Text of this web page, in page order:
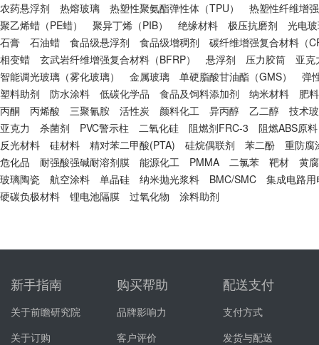
农药悬浮剂
热熔玻璃 热塑性聚氨酯弹性体（TPU）
热塑性纤维增
聚乙烯蜡（PE蜡）
聚异丁烯（PIB） 绝缘材料 极压抗磨剂
光电
石膏
石油蜡 食品级悬浮剂 食品级增稠剂
碳纤维增强复合材料（
相变蜡
玄武岩纤维增强复合材料（BFRP） 悬浮剂 压力胶筒
亚克
智能调光玻璃（雾化玻璃）
金属玻璃 单硬脂酸甘油酯（GMS）
弹
塑料助剂
防水涂料 低碳化学品 食品及饲料添加剂 纳米材料
肥
丙酮
丙烯酸 三聚氰胺 活性炭 颜料化工 异丙醇 乙二醇
技术
亚克力
杀菌剂 PVC警示柱 二氧化硅 阻燃剂FRC-3
阻燃ABS原料
反光材料
硅材料 精对苯二甲酸(PTA) 硅烷偶联剂 苯二酚
重防腐
危化品
耐强酸强碱耐溶剂膜 能源化工 PMMA 二氯苯 靶材
黄
玻璃陶瓷
航空涂料 单晶硅 纳米抛光浆料 BMC/SMC
集成电路
硬碳负极材料
锂电池隔膜 过氧化物 涂料助剂
新手指南
关于前瞻研究院
关于订购
购买帮助
品牌影响力
客户评价
配送支付
支付方式
发货与配送